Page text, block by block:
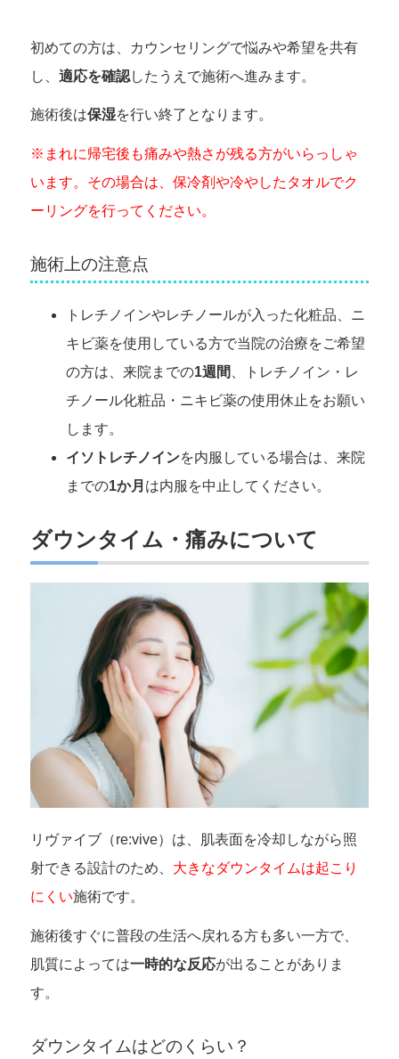
初めての方は、カウンセリングで悩みや希望を共有
し、 適応を確認したうえで施術へ進みます。
施術後は保湿を行い終了となります。
※まれに帰宅後も痛みや熱さが残る方がいらっしゃ
います。その場合は、保冷剤や冷やしたタオルでク
ーリングを行ってください。
施術上の注意点
トレチノインやレチノールが入った化粧品、ニ
キビ薬を使用している方で当院の治療をご希望
の方は、来院までの1週間
、トレチノイン・レ
チノール化粧品・ニキビ薬の使用休止をお願い
します。
イソトレチノインを内服している場合は、来院
までの1か月 は内服を中止してください。
ダウンタイム・痛みについて
リヴァイブ（re:vive）は、肌表面を冷却しながら照
射できる設計のため、 大きなダウンタイムは起こり
にくい施術です。
施術後すぐに普段の生活へ戻れる方も多い一方で、
肌質によっては一時的な反応が出ることがありま
す。
ダウンタイムはどのくらい？